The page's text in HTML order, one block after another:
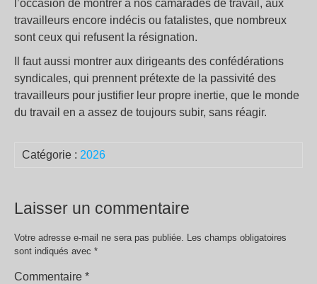
l’occasion de montrer à nos camarades de travail, aux
travailleurs encore indécis ou fatalistes, que nombreux
sont ceux qui refusent la résignation.
Il faut aussi montrer aux dirigeants des confédérations
syndicales, qui prennent prétexte de la passivité des
travailleurs pour justifier leur propre inertie, que le monde
du travail en a assez de toujours subir, sans réagir.
Catégorie : 2026
Laisser un commentaire
Votre adresse e-mail ne sera pas publiée. Les champs obligatoires
sont indiqués avec *
Commentaire *